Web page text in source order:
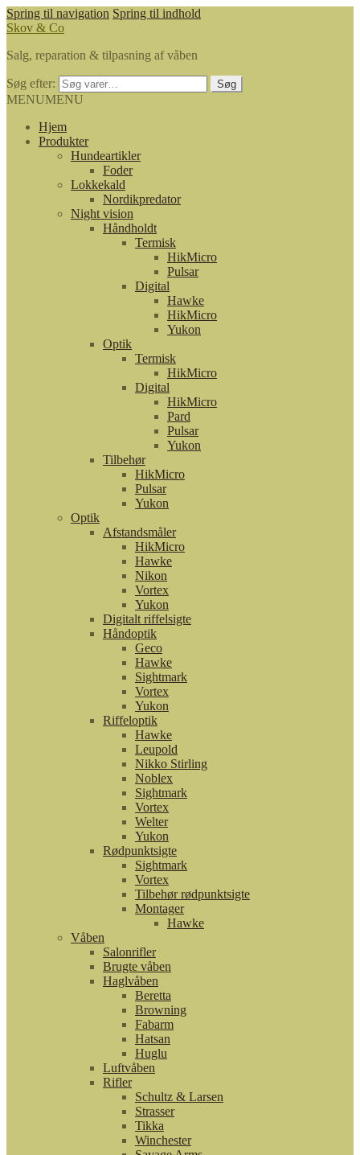
Spring til navigation Spring til indhold
Skov & Co
Salg, reparation & tilpasning af våben
Søg efter: Søg
MENUMENU
Hjem
Produkter
Hundeartikler
Foder
Lokkekald
Nordikpredator
Night vision
Håndholdt
Termisk
HikMicro
Pulsar
Digital
Hawke
HikMicro
Yukon
Optik
Termisk
HikMicro
Digital
HikMicro
Pard
Pulsar
Yukon
Tilbehør
HikMicro
Pulsar
Yukon
Optik
Afstandsmåler
HikMicro
Hawke
Nikon
Vortex
Yukon
Digitalt riffelsigte
Håndoptik
Geco
Hawke
Sightmark
Vortex
Yukon
Riffeloptik
Hawke
Leupold
Nikko Stirling
Noblex
Sightmark
Vortex
Welter
Yukon
Rødpunktsigte
Sightmark
Vortex
Tilbehør rødpunktsigte
Montager
Hawke
Våben
Salonrifler
Brugte våben
Haglvåben
Beretta
Browning
Fabarm
Hatsan
Huglu
Luftvåben
Rifler
Schultz & Larsen
Strasser
Tikka
Winchester